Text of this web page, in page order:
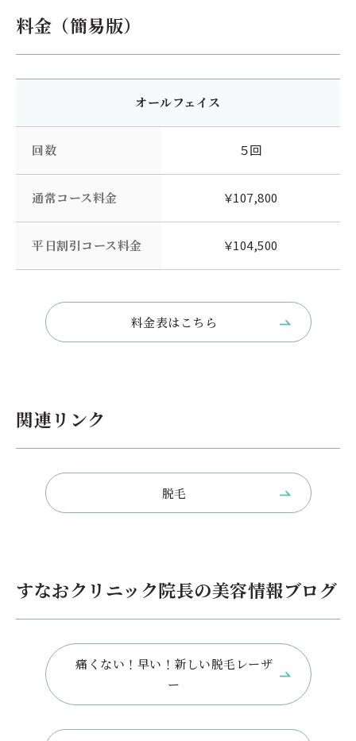
料金（簡易版）
オールフェイス
回数 ５回
通常コース料金 ￥107,800
平日割引コース料金 ￥104,500
料金表はこちら
関連リンク
脱毛
すなおクリニック院長の美容情報ブログ
痛くない！早い！新しい脱毛レーザ
ー